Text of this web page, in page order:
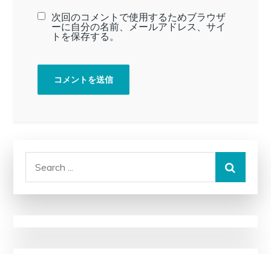
次回のコメントで使用するためブラウザ
ーに自分の名前、メールアドレス、サイ
トを保存する。